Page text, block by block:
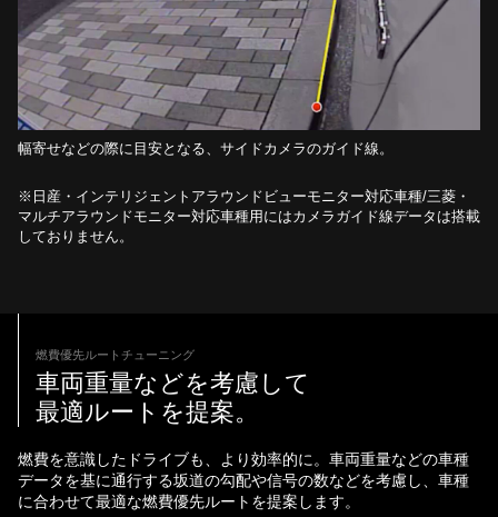
幅寄せなどの際に目安となる、サイドカメラのガイド線。
※日産・インテリジェントアラウンドビューモニター対応車種/三菱・
マルチアラウンドモニター対応車種用にはカメラガイド線データは搭載
しておりません。
燃費優先ルートチューニング
車両重量などを考慮して
最適ルートを提案。
燃費を意識したドライブも、より効率的に。車両重量などの車種
データを基に通行する坂道の勾配や信号の数などを考慮し、車種
に合わせて最適な燃費優先ルートを提案します。